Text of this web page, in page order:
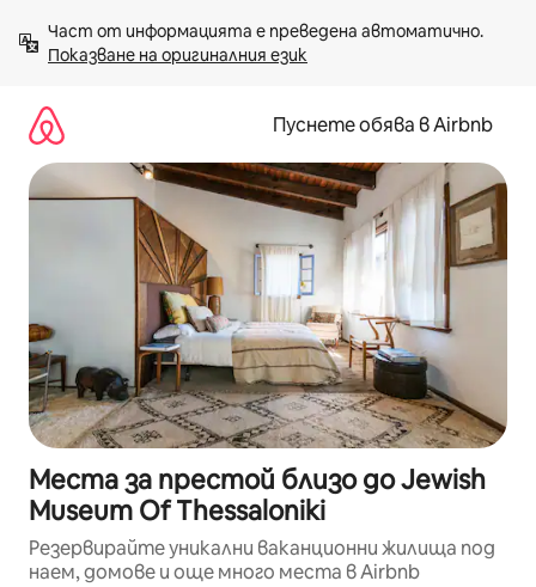
към
съдържанието
Показване на оригиналния език
Пуснете обява в Airbnb
Места за престой близо до Jewish
Museum Of Thessaloniki
Резервирайте уникални ваканционни жилища под
наем, домове и още много места в Airbnb